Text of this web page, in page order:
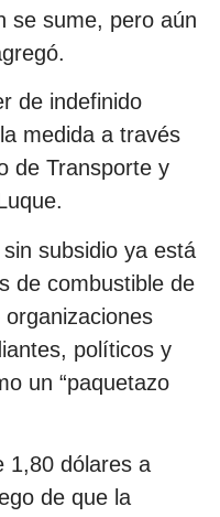
se sume, pero aún
de indefinido
medida a través
de Transporte y
subsidio ya está
de combustible de
políticos y
un “paquetazo
1,80 dólares a
de que la